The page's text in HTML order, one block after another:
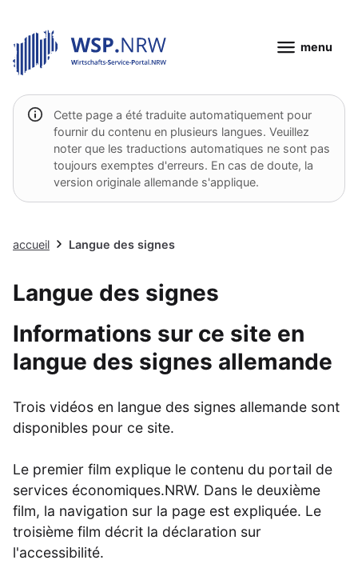
menu
Cette page a été traduite automatiquement pour
fournir du contenu en plusieurs langues. Veuillez
noter que les traductions automatiques ne sont pas
toujours exemptes d'erreurs. En cas de doute, la
version originale allemande s'applique.
accueil Langue des signes
Langue des signes
Informations sur ce site en
langue des signes allemande
Trois vidéos en langue des signes allemande sont
disponibles pour ce site.
Le premier film explique le contenu du portail de
services économiques.NRW. Dans le deuxième
film, la navigation sur la page est expliquée. Le
troisième film décrit la déclaration sur
l'accessibilité.